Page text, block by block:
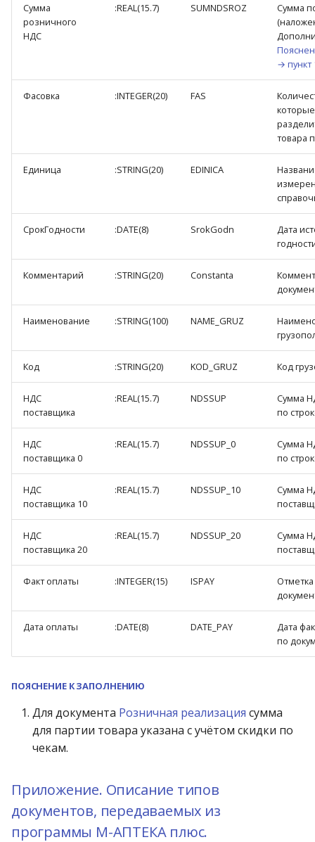
Сумма
розничного
НДС
:REAL(15.7) SUMNDSROZ
Сумма
→ пункт
Фасовка :INTEGER(20) FAS
товара
Единица :STRING(20) EDINICA
СрокГодности :DATE(8) SrokGodn
Дата
Комментарий :STRING(20) Constanta
Наименование :STRING(100) NAME_GRUZ
Код :STRING(20) KOD_GRUZ Код
НДС
поставщика
:REAL(15.7) NDSSUP
Сумма
по
НДС
поставщика 0
:REAL(15.7) NDSSUP_0
Сумма
по
НДС
поставщика 10
:REAL(15.7) NDSSUP_10
Сумма
НДС
поставщика 20
:REAL(15.7) NDSSUP_20
Сумма
Факт оплаты :INTEGER(15) ISPAY
Дата оплаты :DATE(8) DATE_PAY
Дата
по
ПОЯСНЕНИЕ К ЗАПОЛНЕНИЮ
Для документа Розничная реализация сумма
для партии товара указана с учётом скидки по
чекам.
Приложение. Описание типов
документов, передаваемых из
программы М-АПТЕКА плюс.